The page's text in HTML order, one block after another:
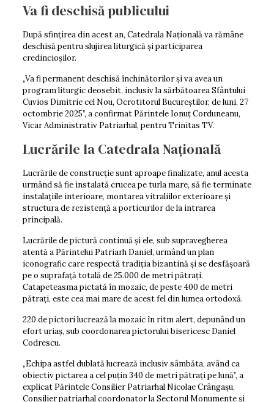
Va fi deschisă publicului
După sfințirea din acest an, Catedrala Națională va rămâne
deschisă pentru slujirea liturgică și participarea
credincioșilor.
„Va fi permanent deschisă închinătorilor și va avea un
program liturgic deosebit, inclusiv la sărbătoarea Sfântului
Cuvios Dimitrie cel Nou, Ocrotitorul Bucureștilor, de luni, 27
octombrie 2025”, a confirmat Părintele Ionuț Corduneanu,
Vicar Administrativ Patriarhal, pentru Trinitas TV.
Lucrările la Catedrala Națională
Lucrările de construcție sunt aproape finalizate, anul acesta
urmând să fie instalată crucea pe turla mare, să fie terminate
instalațiile interioare, montarea vitraliilor exterioare și
structura de rezistență a porticurilor de la intrarea
principală.
Lucrările de pictură continuă și ele, sub supravegherea
atentă a Părintelui Patriarh Daniel, urmând un plan
iconografic care respectă tradiția bizantină și se desfășoară
pe o suprafață totală de 25.000 de metri pătrați.
Catapeteasma pictată în mozaic, de peste 400 de metri
pătrați, este cea mai mare de acest fel din lumea ortodoxă.
220 de pictori lucrează la mozaic în ritm alert, depunând un
efort uriaș, sub coordonarea pictorului bisericesc Daniel
Codrescu.
„Echipa astfel dublată lucrează inclusiv sâmbăta, având ca
obiectiv pictarea a cel puțin 340 de metri pătrați pe lună”, a
explicat Părintele Consilier Patriarhal Nicolae Crângașu,
Consilier patriarhal coordonator la Sectorul Monumente și